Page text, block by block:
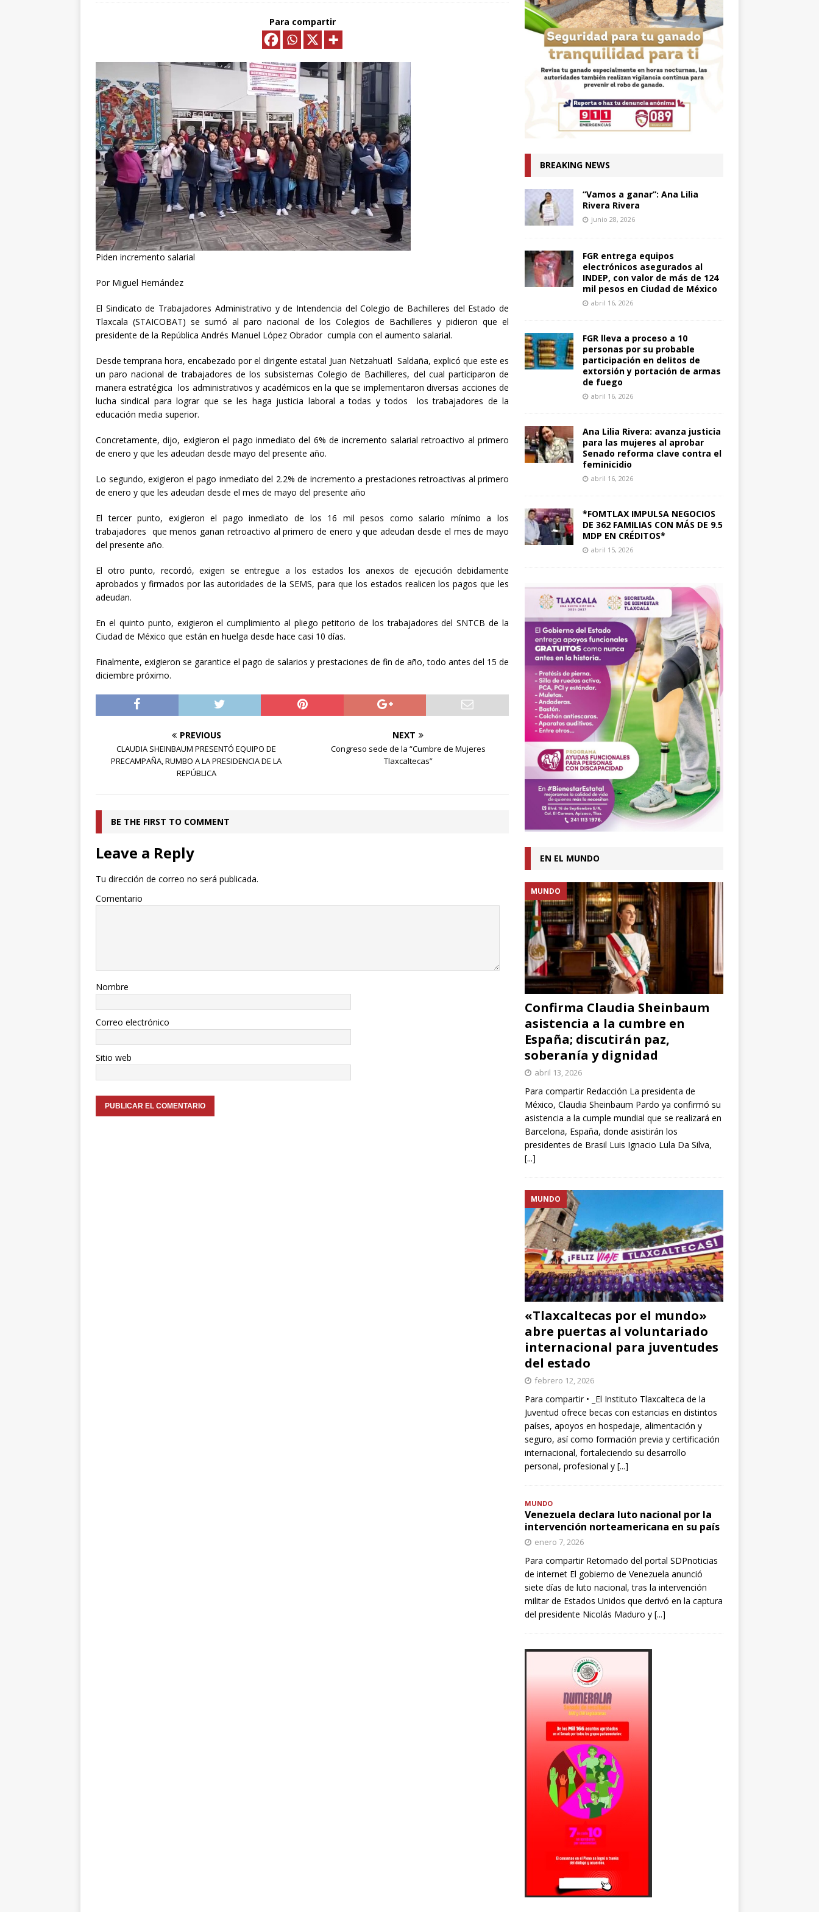
EN CRÉDITOS*
*PRESIDENTA CLAUDIA SHEINBAUM PRESENTA COMITÉ DE CIENTÍFICOS
Y ESPECIALISTAS QUE ANALIZARÁN LA EXPLOTACIÓN DE GAS NATURAL NO
CONVENCIONAL PARA FORTALECER LA SOBERANÍA ENERGÉTICA*
[ abril 15, 2026 ]
Presenta Ray Vázquez iniciativa para proteger a mujeres de violencia
digital con IA
POLÍTICA
[ abril 13, 2026 ] No es tiempo de simulaciones, sino de acompañar a la Presidenta:
Ana Lilia Rivera
ESTADOS
[ abril 13, 2026 ]
Confirma Claudia Sheinbaum asistencia a la cumbre en España;
discutirán paz, soberanía y dignidad
MUNDO
[ abril 13, 2026 ] CLAUDIA SHEINBAUM Y LORENA CUÉLLAR INAUGURAN UNIVERSIDAD
Para compartir
Piden incremento salarial
Por Miguel Hernández
El Sindicato de Trabajadores Administrativo y de Intendencia del Colegio de Bachilleres del Estado de
Tlaxcala (STAICOBAT) se sumó al paro nacional de los Colegios de Bachilleres y pidieron que el
presidente de la República Andrés Manuel López Obrador cumpla con el aumento salarial.
Desde temprana hora, encabezado por el dirigente estatal Juan Netzahuatl Saldaña, explicó que este es
un paro nacional de trabajadores de los subsistemas Colegio de Bachilleres, del cual participaron de
manera estratégica los administrativos y académicos en la que se implementaron diversas acciones de
lucha sindical para lograr que se les haga justicia laboral a todas y todos los trabajadores de la
educación media superior.
Concretamente, dijo, exigieron el pago inmediato del 6% de incremento salarial retroactivo al primero
de enero y que les adeudan desde mayo del presente año.
Lo segundo, exigieron el pago inmediato del 2.2% de incremento a prestaciones retroactivas al primero
de enero y que les adeudan desde el mes de mayo del presente año
El tercer punto, exigieron el pago inmediato de los 16 mil pesos como salario mínimo a los
trabajadores que menos ganan retroactivo al primero de enero y que adeudan desde el mes de mayo
del presente año.
El otro punto, recordó, exigen se entregue a los estados los anexos de ejecución debidamente
aprobados y firmados por las autoridades de la SEMS, para que los estados realicen los pagos que les
adeudan.
En el quinto punto, exigieron el cumplimiento al pliego petitorio de los trabajadores del SNTCB de la
Ciudad de México que están en huelga desde hace casi 10 días.
Finalmente, exigieron se garantice el pago de salarios y prestaciones de fin de año, todo antes del 15 de
diciembre próximo.
PREVIOUS
CLAUDIA SHEINBAUM PRESENTÓ EQUIPO DE
PRECAMPAÑA, RUMBO A LA PRESIDENCIA DE LA
REPÚBLICA
NEXT
Congreso sede de la “Cumbre de Mujeres
Tlaxcaltecas”
BE THE FIRST TO COMMENT
Leave a Reply
Tu dirección de correo no será publicada.
Comentario
Nombre
Correo electrónico
Sitio web
BREAKING NEWS
“Vamos a ganar”: Ana Lilia
Rivera Rivera
junio 28, 2026
FGR entrega equipos
electrónicos asegurados al
INDEP, con valor de más de 124
mil pesos en Ciudad de México
abril 16, 2026
FGR lleva a proceso a 10
personas por su probable
participación en delitos de
extorsión y portación de armas
de fuego
abril 16, 2026
Ana Lilia Rivera: avanza justicia
para las mujeres al aprobar
Senado reforma clave contra el
feminicidio
abril 16, 2026
*FOMTLAX IMPULSA NEGOCIOS
DE 362 FAMILIAS CON MÁS DE 9.5
MDP EN CRÉDITOS*
abril 15, 2026
EN EL MUNDO
Confirma Claudia Sheinbaum
asistencia a la cumbre en
España; discutirán paz,
soberanía y dignidad
MUNDO
abril 13, 2026
Para compartir Redacción La presidenta de
México, Claudia Sheinbaum Pardo ya confirmó su
asistencia a la cumple mundial que se realizará en
Barcelona, España, donde asistirán los
presidentes de Brasil Luis Ignacio Lula Da Silva,
[...]
«Tlaxcaltecas por el mundo»
abre puertas al voluntariado
internacional para juventudes
del estado
MUNDO
febrero 12, 2026
Para compartir • _El Instituto Tlaxcalteca de la
Juventud ofrece becas con estancias en distintos
países, apoyos en hospedaje, alimentación y
seguro, así como formación previa y certificación
internacional, fortaleciendo su desarrollo
personal, profesional y [...]
MUNDO
Venezuela declara luto nacional por la
intervención norteamericana en su país
enero 7, 2026
Para compartir Retomado del portal SDPnoticias
de internet El gobierno de Venezuela anunció
siete días de luto nacional, tras la intervención
militar de Estados Unidos que derivó en la captura
del presidente Nicolás Maduro y [...]